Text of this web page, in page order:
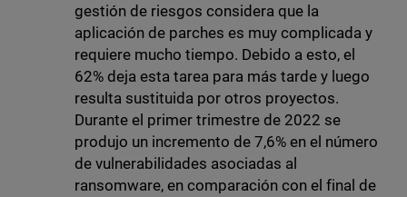
gestión de riesgos considera que la
aplicación de parches es muy complicada y
requiere mucho tiempo. Debido a esto, el
62% deja esta tarea para más tarde y luego
resulta sustituida por otros proyectos.
Durante el primer trimestre de 2022 se
produjo un incremento de 7,6% en el número
de vulnerabilidades asociadas al
ransomware, en comparación con el final de